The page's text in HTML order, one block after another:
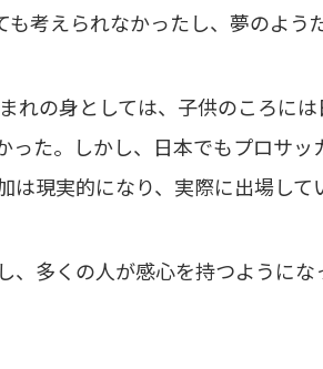
考えられなかったし、夢のよう
の身としては、子供のころに
った。しかし、日本でもプロサ
現実的になり、実際に出場して
多くの人が感心を持つように